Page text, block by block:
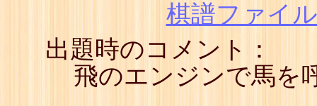
10
11☗
14☖
15☗
棋譜ファイ
出題時のコメント：
飛のエンジンで馬